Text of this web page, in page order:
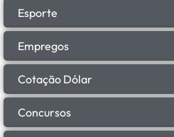
Esporte
Empregos
Cotação Dólar
Concursos